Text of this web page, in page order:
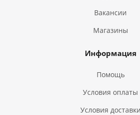
Вакансии
Магазины
Информация
Помощь
Условия оплаты
Условия доставки